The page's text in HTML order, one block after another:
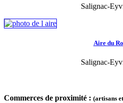
Salignac-
Aire du
Salignac-
Commerces de proximité : (artisans